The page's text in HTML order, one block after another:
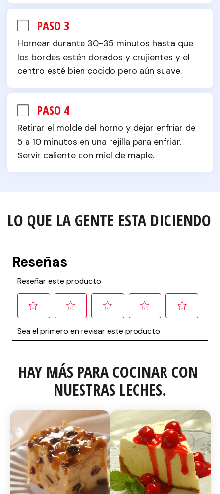
PASO 3
Hornear durante 30-35 minutos hasta que
los bordes estén dorados y crujientes y el
centro esté bien cocido pero aún suave.
PASO 4
Retirar el molde del horno y dejar enfriar de
5 a 10 minutos en una rejilla para enfriar.
Servir caliente con miel de maple.
LO QUE LA GENTE ESTA DICIENDO
HAY MÁS PARA COCINAR CON
NUESTRAS LECHES.